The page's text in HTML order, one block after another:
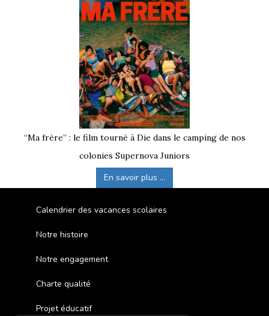
“Ma frère” : le film tourné à Die dans le camping de nos
colonies Supernova Juniors
En savoir plus ...
Calendrier des vacances scolaires
Notre histoire
Notre engagement
Charte qualité
Projet éducatif